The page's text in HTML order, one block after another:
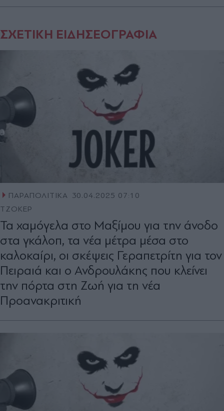
ΣΧΕΤΙΚΗ ΕΙΔΗΣΕΟΓΡΑΦΙΑ
ΠΑΡΑΠΟΛΙΤΙΚΑ
30.04.2025 07:10
ΤΖΟΚΕΡ
Τα χαμόγελα στο Μαξίμου για την άνοδο
στα γκάλοπ, τα νέα μέτρα μέσα στο
καλοκαίρι, οι σκέψεις Γεραπετρίτη για τον
Πειραιά και ο Ανδρουλάκης που κλείνει
την πόρτα στη Ζωή για τη νέα
Προανακριτική